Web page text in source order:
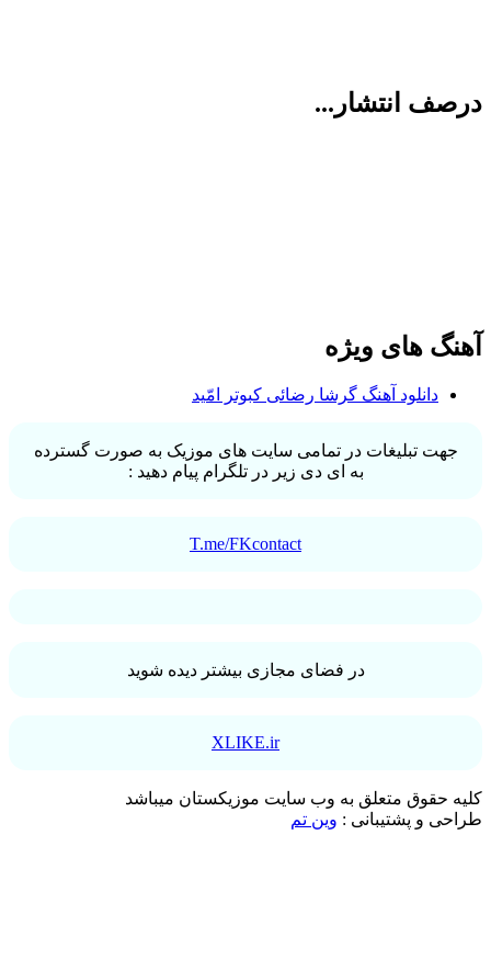
درصف انتشار...
آهنگ های ویژه
دانلود آهنگ گرشا رضائی کبوتر امّید
جهت تبلیغات در تمامی سایت های موزیک به صورت گسترده
به ای دی زیر در تلگرام پیام دهید :
T.me/FKcontact
در فضای مجازی بیشتر دیده شوید
XLIKE.ir
کلیه حقوق متعلق به وب سایت موزیکستان میباشد
طراحی و پشتیبانی : وین تم